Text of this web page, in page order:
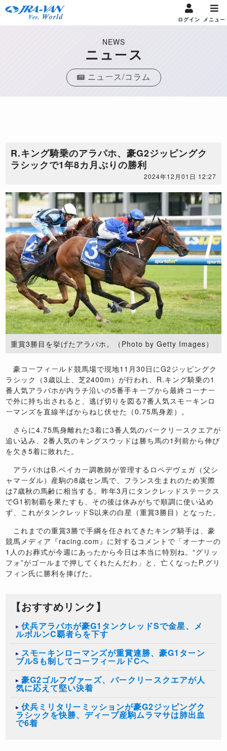
ログイン メニュー
NEWS
ニュース
ニュース/コラム
R.キング騎乗のアラパホ、豪G2ジッピングク
ラシックで1年8カ月ぶりの勝利
2024年12月01日 12:27
重賞3勝目を挙げたアラパホ。（Photo by Getty Images）
豪コーフィールド競馬場で現地11月30日にG2ジッピングク
ラシック（3歳以上、芝2400m）が行われ、R.キング騎乗の1
番人気アラパホが内ラチ沿いの5番手キープから最終コーナー
で外に持ち出されると、逃げ切りを図る7番人気スモーキンロ
ーマンズを直線半ばからねじ伏せた（0.75馬身差）。
さらに4.75馬身離れた3着に3番人気のバークリースクエアが
追い込み、2番人気のキングスウッドは勝ち馬の1列前から伸び
を欠き5着に敗れた。
アラパホはB.ベイカー調教師が管理するロペデヴェガ（父シ
ャマーダル）産駒の8歳セン馬で、フランス生まれのため実際
は7歳秋の馬齢に相当する。昨年3月にタンクレッドステークス
でG1初制覇を果たすも、その後は休みがちで順調に使い込め
ず、これがタンクレッドS以来の白星（重賞3勝目）となった。
これまでの重賞3勝で手綱を任されてきたキング騎手は、豪
競馬メディア『racing.com』に対するコメントで「オーナーの
1人のお葬式が今週にあったから今日は本当に特別ね。“グリッ
フォ”がゴールまで押してくれたんだわ」と、亡くなったP.グリ
フィン氏に勝利を捧げた。
【おすすめリンク】
伏兵アラパホが豪G1タンクレッドSで金星、メ
ルボルンC覇者らを下す
スモーキンローマンズが重賞連勝、豪G1ターン
ブルSも制してコーフィールドCへ
豪G2ゴルフヴァーズ、バークリースクエアが人
気に応えて堅い決着
伏兵ミリタリーミッションが豪G2ジッピングク
ラシックを快勝、ディープ産駒ムラマサは肺出血
で6着